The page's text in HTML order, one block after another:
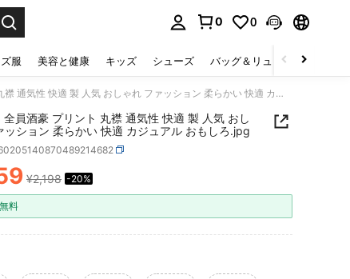
0 0
服 美容と健康 キッズ シューズ バッグ＆リュック
長袖 Tシ 全員酒豪 プリント 丸襟 通気性 快適 製 人気 おしゃれ ファッション 柔らかい 快適 カジュアル おもしろ.jpg
襟 通気性 快適 製 人気 おし
ゃれ ファッション 柔らかい 快適 カジュアル おもしろ.jpg
AND AVAILABILITY
¥2,198 -20%
料